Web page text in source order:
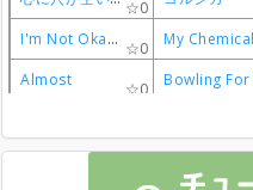
0
I'm Not Okay (I Promise)
0
Almost
0
0
I'm Not Okay (I Promise)
0
Almost
0
0
I'm Not Okay (I Promise)
0
Almost
0
0
I'm Not Okay (I Promise)
0
Almost
0